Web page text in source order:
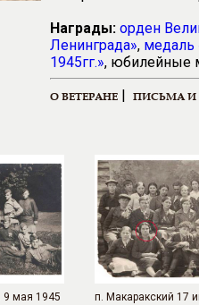
Награды: орден
Ленинграда», медаль
1945гг.», юбилейные
О ВЕТЕРАНЕ | ПИСЬМА И
9 мая 1945
п. Макаракский 17